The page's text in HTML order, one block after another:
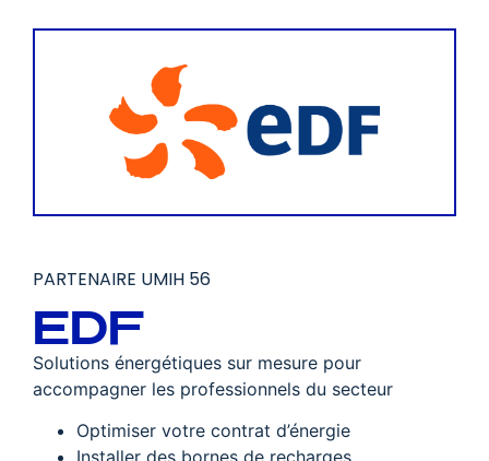
PARTENAIRE UMIH 56
EDF
Solutions énergétiques sur mesure pour
accompagner les professionnels du secteur
Optimiser votre contrat d’énergie